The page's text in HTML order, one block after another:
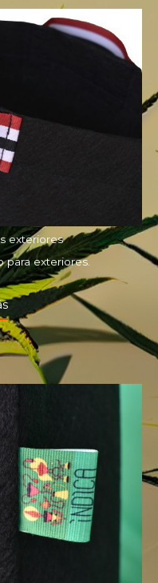
exteriores
para exteriores.